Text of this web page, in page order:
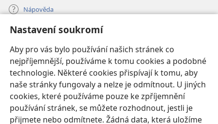
Nastavení soukromí
Aby pro vás bylo používání našich stránek co
nejpříjemnější, používáme k tomu cookies a podobné
technologie. Některé cookies přispívají k tomu, aby
naše stránky fungovaly a nelze je odmítnout. U jiných
cookies, které používáme pouze ke zpříjemnění
používání stránek, se můžete rozhodnout, jestli je
přijmete nebo odmítnete. Žádná data, která uložíme
Nápověda
Dary
nové
okno) ONLINE KNIHOVNA Strážné věže
(otevřeno
nové
okno)JW Hub®
(otevřeno
nové
okno)JW Library